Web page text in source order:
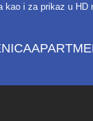
kao i za prikaz u HD